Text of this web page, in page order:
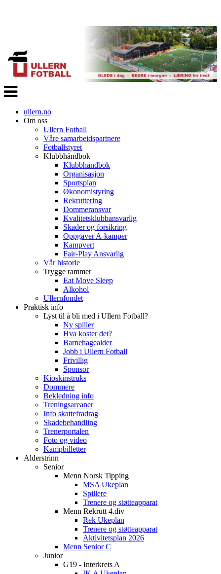
Veksle
navigasjon
ullern.no
Om oss
Ullern Fotball
Våre samarbeidspartnere
Fotballstyret
Klubbhåndbok
Klubbhåndbok
Organisasjon
Sportsplan
Økonomistyring
Rekruttering
Dommeransvar
Kvalitetsklubbansvarlig
Skader og forsikring
Oppgaver A-kamper
Kampvert
Fair-Play Ansvarlig
Vår historie
Trygge rammer
Eat Move Sleep
Alkohol
Ullernfondet
Praktisk info
Lyst til å bli med i Ullern Fotball?
Ny spiller
Hva koster det?
Barnehagealder
Jobb i Ullern Fotball
Frivillig
Sponsor
Kioskinstruks
Dommere
Bekledning info
Treningsareaner
Info skattefradrag
Skadebehandling
Trenerportalen
Foto og video
Kampbilletter
Alderstrinn
Senior
Menn Norsk Tipping
MSA Ukeplan
Spillere
Trenere og støtteapparat
Menn Rekrutt 4.div
Rek Ukeplan
Trenere og støtteapparat
Aktivitetsplan 2026
Menn Senior C
Junior
G19 - Interkrets A